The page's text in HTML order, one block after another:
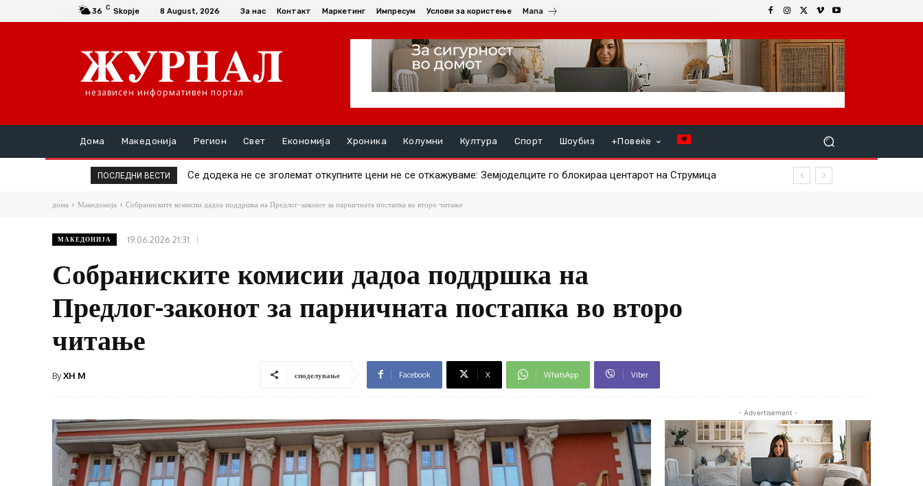
36 C Skopje 8 August, 2026 За нас Контакт Маркетинг Импресум Услови за користење Мапа
независен информативен портал
Дома Македонија Регион Свет Економија Хроника Колумни Култура Спорт Шоубиз +Повеќе
ПОСЛЕДНИ ВЕСТИ Се додека не се зголемат откупните цени не се откажуваме: Земјоделците го блокираа центарот на Струмица
Да се купи или да се прави ајвар – што за штипјани е поисплатливо?
дома Македонија Собраниските комисии дадоа поддршка на Предлог-законот за парничната постапка во второ читање
МАКЕДОНИЈА 19.06.2026 21:31
Собраниските комисии дадоа поддршка на
Предлог-законот за парничната постапка во второ
читање
ByXH M споделување Facebook X WhatsApp Viber
- Advertisement -